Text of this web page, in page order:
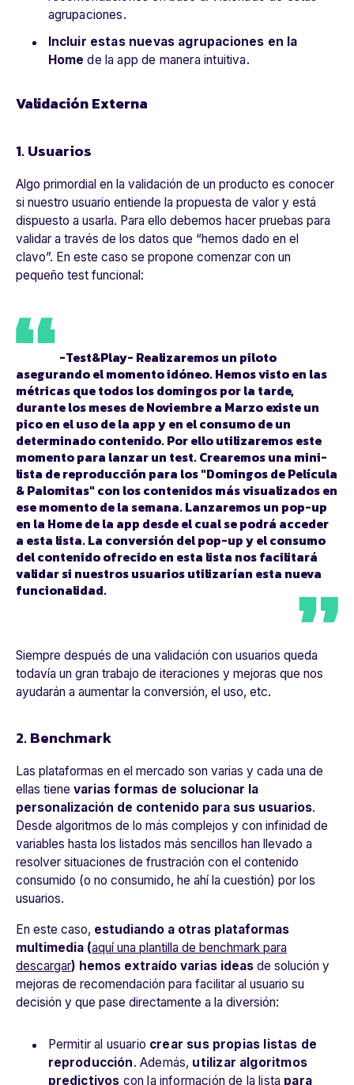
agrupaciones.
Incluir estas nuevas agrupaciones en la
Home de la app de manera intuitiva.
Validación Externa
1. Usuarios
Algo primordial en la validación de un producto es conocer
si nuestro usuario entiende la propuesta de valor y está
dispuesto a usarla. Para ello debemos hacer pruebas para
validar a través de los datos que “hemos dado en el
clavo”. En este caso se propone comenzar con un
pequeño test funcional:
-Test&Play- Realizaremos un piloto
asegurando el momento idóneo. Hemos visto en las
métricas que todos los domingos por la tarde,
durante los meses de Noviembre a Marzo existe un
pico en el uso de la app y en el consumo de un
determinado contenido. Por ello utilizaremos este
momento para lanzar un test. Crearemos una mini-
lista de reproducción para los "Domingos de Película
& Palomitas" con los contenidos más visualizados en
ese momento de la semana. Lanzaremos un pop-up
en la Home de la app desde el cual se podrá acceder
a esta lista. La conversión del pop-up y el consumo
del contenido ofrecido en esta lista nos facilitará
validar si nuestros usuarios utilizarían esta nueva
funcionalidad.
Siempre después de una validación con usuarios queda
todavía un gran trabajo de iteraciones y mejoras que nos
ayudarán a aumentar la conversión, el uso, etc.
2. Benchmark
Las plataformas en el mercado son varias y cada una de
ellas tiene varias formas de solucionar la
personalización de contenido para sus usuarios.
Desde algoritmos de lo más complejos y con infinidad de
variables hasta los listados más sencillos han llevado a
resolver situaciones de frustración con el contenido
consumido (o no consumido, he ahí la cuestión) por los
usuarios.
En este caso, estudiando a otras plataformas
multimedia (aquí una plantilla de benchmark para
descargar) hemos extraído varias ideas de solución y
mejoras de recomendación para facilitar al usuario su
decisión y que pase directamente a la diversión:
Permitir al usuario crear sus propias listas de
reproducción. Además, utilizar algoritmos
predictivos con la información de la lista para